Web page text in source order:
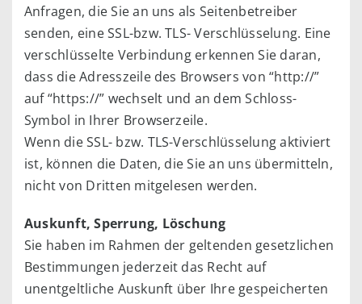
Anfragen, die Sie an uns als Seitenbetreiber
senden, eine SSL-bzw. TLS- Verschlüsselung. Eine
verschlüsselte Verbindung erkennen Sie daran,
dass die Adresszeile des Browsers von “http://”
auf “https://” wechselt und an dem Schloss-
Symbol in Ihrer Browserzeile.
Wenn die SSL- bzw. TLS-Verschlüsselung aktiviert
ist, können die Daten, die Sie an uns übermitteln,
nicht von Dritten mitgelesen werden.
Auskunft, Sperrung, Löschung
Sie haben im Rahmen der geltenden gesetzlichen
Bestimmungen jederzeit das Recht auf
unentgeltliche Auskunft über Ihre gespeicherten